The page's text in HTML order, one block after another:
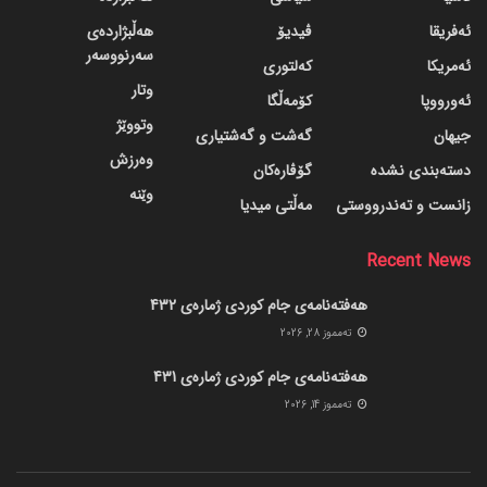
ئەفریقا
ئەمریکا
ئەورووپا
جیهان
دسته‌بندی نشده
زانست و تەندرووستی
ڤیدیۆ
کەلتوری
کۆمەڵگا
گه‌شت و گه‌شتیاری
گۆڤاره‌کان
مەڵتی میدیا
هەڵبژاردەی
سەرنووسەر
وتار
وتووێژ
وەرزش
وێنە
Recent News
هەفتەنامەی جام کوردی ژمارەی 432
ته‌مموز 28, 2026
هەفتەنامەی جام کوردی ژمارەی 431
ته‌مموز 14, 2026